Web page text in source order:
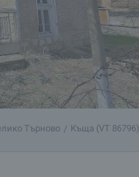
Търново Къща (VT 86796)